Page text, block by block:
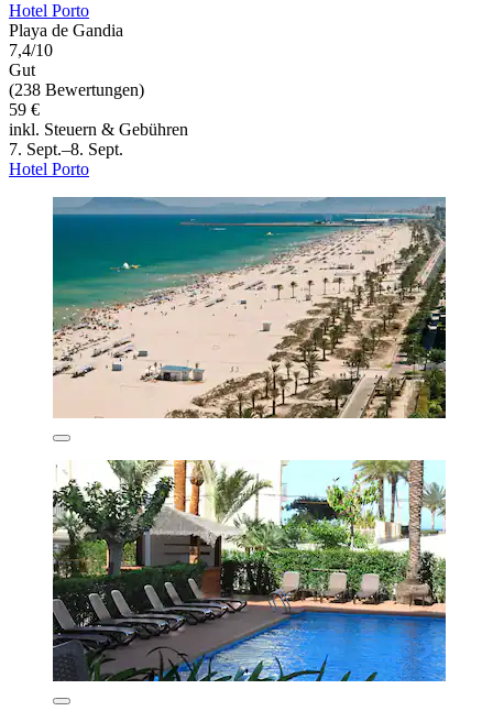
Hotel Porto
Playa de Gandia
7,4/10
Gut
(238 Bewertungen)
59 €
inkl. Steuern & Gebühren
7. Sept.–8. Sept.
Hotel Porto